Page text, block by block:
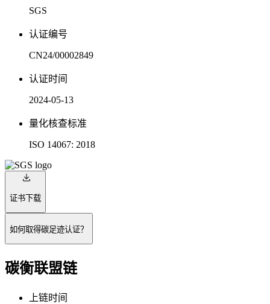
SGS
认证编号
CN24/00002849
认证时间
2024-05-13
量化核查标准
ISO 14067: 2018
证书下载
如何取得碳足迹认证？
碳衡联盟链
上链时间